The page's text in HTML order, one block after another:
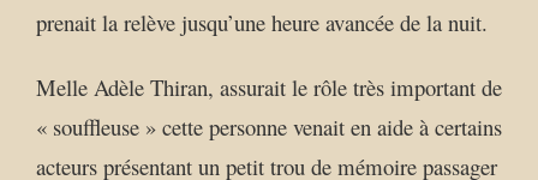
prenait la relève jusqu’une heure avancée de la nuit.
Melle Adèle Thiran, assurait le rôle très important de
« souffleuse » cette personne venait en aide à certains
acteurs présentant un petit trou de mémoire passager